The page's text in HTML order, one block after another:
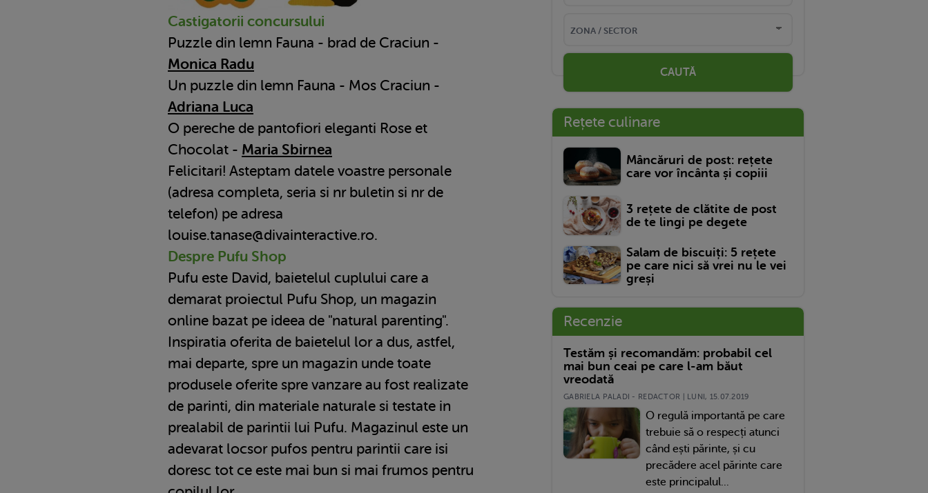
Castigatorii concursului
Puzzle din lemn Fauna - brad de Craciun -
Monica Radu
Un puzzle din lemn Fauna - Mos Craciun -
Adriana Luca
O pereche de pantofiori eleganti Rose et
Chocolat - Maria Sbirnea
Felicitari! Asteptam datele voastre personale
(adresa completa, seria si nr buletin si nr de
telefon) pe adresa
louise.tanase@divainteractive.ro.
Despre Pufu Shop
Pufu este David, baietelul cuplului care a
demarat proiectul Pufu Shop, un magazin
online bazat pe ideea de "natural parenting".
Inspiratia oferita de baietelul lor a dus, astfel,
mai departe, spre un magazin unde toate
produsele oferite spre vanzare au fost realizate
de parinti, din materiale naturale si testate in
prealabil de parintii lui Pufu. Magazinul este un
adevarat locsor pufos pentru parintii care isi
doresc tot ce este mai bun si mai frumos pentru
CAUTĂ
Rețete culinare
Mâncăruri de post: rețete
care vor încânta și copiii
3 rețete de clătite de post
de te lingi pe degete
Salam de biscuiți: 5 rețete
pe care nici să vrei nu le vei
greși
Recenzie
Testăm și recomandăm: probabil cel
mai bun ceai pe care l-am băut
vreodată
GABRIELA PALADI - REDACTOR | LUNI, 15.07.2019
O regulă importantă pe care
trebuie să o respecți atunci
când ești părinte, și cu
precădere acel părinte care
este principalul...